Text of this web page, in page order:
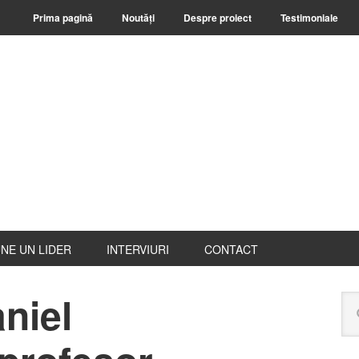
Prima pagină Noutăți Despre proiect Testimoniale
UN LIDER INTERVIURI CONTACT